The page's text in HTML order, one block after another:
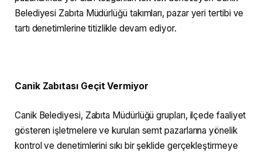
Belediyesi Zabıta Müdürlüğü takımları, pazar yeri tertibi ve
tartı denetimlerine titizlikle devam ediyor.
Canik Zabıtası Geçit Vermiyor
Canik Belediyesi, Zabıta Müdürlüğü grupları, ilçede faaliyet
gösteren işletmelere ve kurulan semt pazarlarına yönelik
kontrol ve denetimlerini sıkı bir şeklide gerçekleştirmeye